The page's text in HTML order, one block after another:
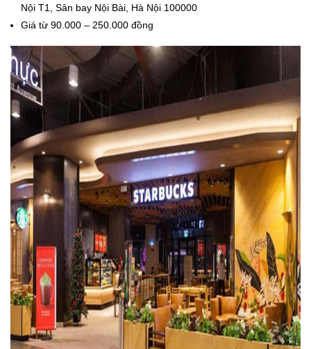
Nội T1, Sân bay Nội Bài, Hà Nội 100000
Giá từ 90.000 – 250.000 đồng